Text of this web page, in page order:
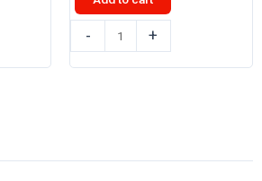
৳ 150.00.
৳ 140.00.
-
ডেইরি
মিল্ক
+